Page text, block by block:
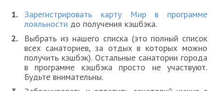
Зарегистрировать карту Мир в программе
лояльности до получения кэшбэка.
Выбрать из нашего списка (это полный список
всех санаториев, за отдых в которых можно
получить кэшбэк). Остальные санатории города
в программе кэшбэка просто не участвуют.
Будьте внимательны.